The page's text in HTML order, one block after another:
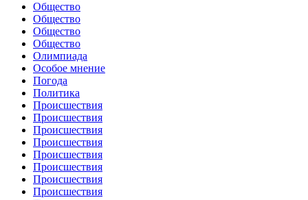
Общество
Общество
Общество
Общество
Олимпиада
Особое мнение
Погода
Политика
Происшествия
Происшествия
Происшествия
Происшествия
Происшествия
Происшествия
Происшествия
Происшествия